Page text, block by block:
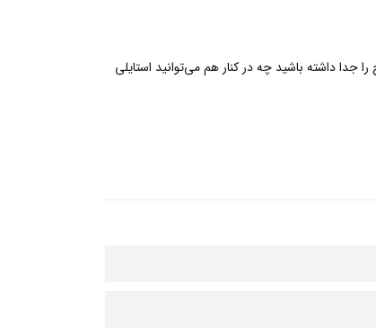
جدا داشته باشید چه در کنار هم می‌توانید استایلی